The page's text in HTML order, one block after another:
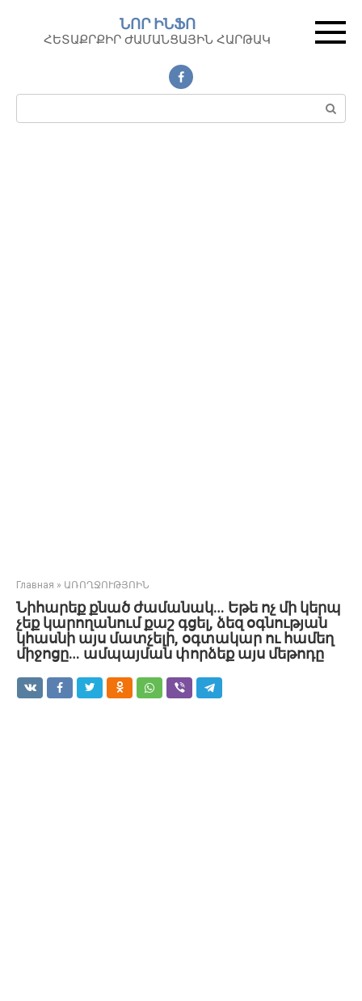
контенту
ՆՈՐ ԻՆՖՈ
ՀԵՏԱՔՐՔԻՐ ԺԱՄԱՆՑԱՅԻՆ ՀԱՐԹԱԿ
Поиск:
Главная » ԱՌՈՂՋՈՒԹՅՈԻՆ
Նիհարեք քնած ժամանակ… Եթե ոչ մի կերպ
չեք կարողանում քաշ գցել, ձեզ օգնության
կհասնի այս մատչելի, օգտակար ու համեղ
միջոցը… ամպայման փորձեք այս մեթոդը